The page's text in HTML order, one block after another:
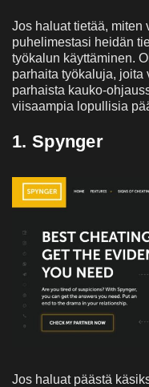
Jos haluat tietää, miten
puhelimestasi heidän
työkalun käyttäminen.
parhaita työkaluja, joita
parhaista kauko-
viisaampia lopullisia
1. Spynger
Jos haluat päästä